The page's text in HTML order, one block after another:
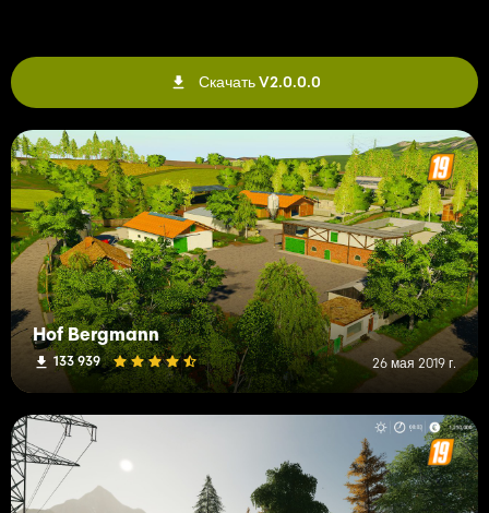
Скачать V2.0.0.0
Hof Bergmann
133 939 26 мая 2019 г.